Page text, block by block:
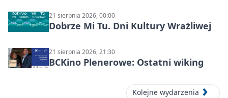
21 sierpnia 2026, 00:00
Dobrze Mi Tu. Dni Kultury Wrażliwej
21 sierpnia 2026, 21:30
BCKino Plenerowe: Ostatni wiking
Kolejne wydarzenia